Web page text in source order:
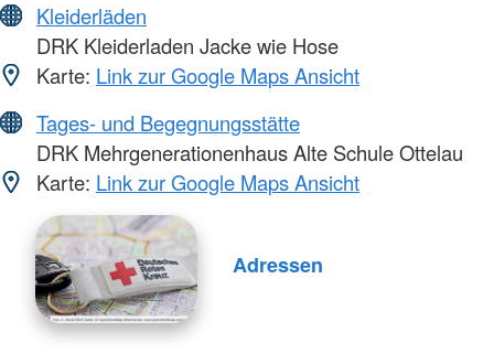
Kleiderläden
DRK Kleiderladen Jacke wie Hose
Karte: Link zur Google Maps Ansicht
Tages- und Begegnungsstätte
DRK Mehrgenerationenhaus Alte Schule Ottelau
Karte: Link zur Google Maps Ansicht
Adressen